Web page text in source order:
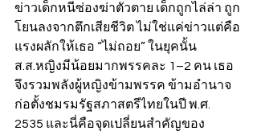
ข่าวเด็กหนีซ่องฆ่าตัวตาย เด็กถูกไล่ล่า ถูก
โยนลงจากตึกเสียชีวิต ไม่ใช่แค่ข่าวแต่คือ
แรงผลักให้เธอ “ไม่ถอย” ในยุคนั้น
ส.ส.หญิงมีน้อยมากพรรคละ 1–2 คน เธอ
จึงรวมพลังผู้หญิงข้ามพรรค ข้ามอำนาจ
ก่อตั้งชมรมรัฐสภาสตรีไทยในปี พ.ศ.
2535 และนี่คือจุดเปลี่ยนสำคัญของ